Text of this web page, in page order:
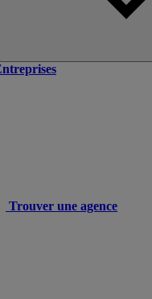
Trouver une agence